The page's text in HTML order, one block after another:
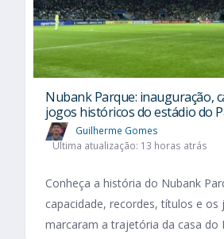
Nubank Parque: inauguração,
jogos históricos do estádio do
Guilherme Gomes
Última atualização: 13 horas atrás
Conheça a história do Nubank
capacidade, recordes, títulos e os
marcaram a trajetória da casa do